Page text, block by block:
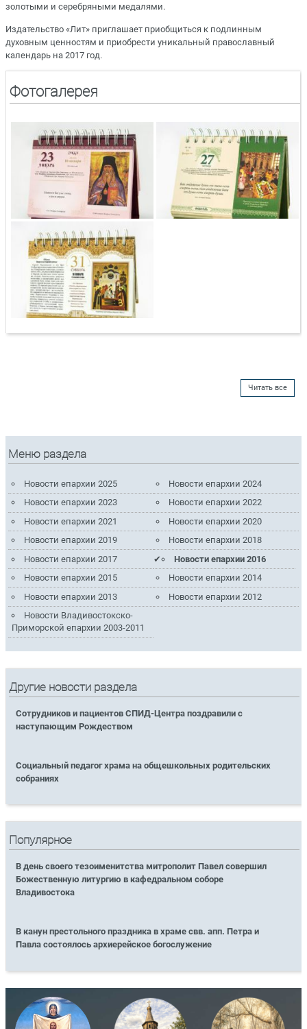
золотыми и серебряными медалями.
Издательство «Лит» приглашает приобщиться к подлинным
духовным ценностям и приобрести уникальный православный
календарь на 2017 год.
Фотогалерея
Читать все
Меню раздела
Новости епархии 2025
Новости епархии 2024
Новости епархии 2023
Новости епархии 2022
Новости епархии 2021
Новости епархии 2020
Новости епархии 2019
Новости епархии 2018
Новости епархии 2017
Новости епархии 2016
Новости епархии 2015
Новости епархии 2014
Новости епархии 2013
Новости епархии 2012
Новости Владивостокско-
Приморской епархии 2003-2011
Другие новости раздела
Сотрудников и пациентов СПИД-Центра поздравили с
наступающим Рождеством
Социальный педагог храма на общешкольных родительских
собраниях
Популярное
В день своего тезоименитства митрополит Павел совершил
Божественную литургию в кафедральном соборе
Владивостока
В канун престольного праздника в храме свв. апп. Петра и
Павла состоялось архиерейское богослужение